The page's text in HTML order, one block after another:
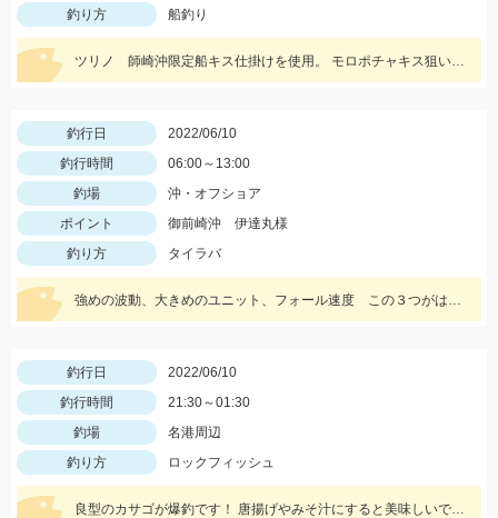
釣り方
船釣り
ツリノ 師崎沖限定船キス仕掛けを使用。 モロポチャキス狙いならこの仕掛けが一番です♪
釣行日
2022/06/10
釣行時間
06:00～13:00
釣場
沖・オフショア
ポイント
御前崎沖 伊達丸様
釣り方
タイラバ
強めの波動、大きめのユニット、フォール速度 この３つがはまりマダイ、メダイ連発でした！詳しくはブログをご覧ください。
釣行日
2022/06/10
釣行時間
21:30～01:30
釣場
名港周辺
釣り方
ロックフィッシュ
良型のカサゴが爆釣です！ 唐揚げやみそ汁にすると美味しいですよ♪